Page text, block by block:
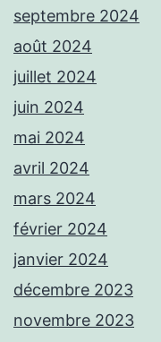
septembre 2024
août 2024
juillet 2024
juin 2024
mai 2024
avril 2024
mars 2024
février 2024
janvier 2024
décembre 2023
novembre 2023